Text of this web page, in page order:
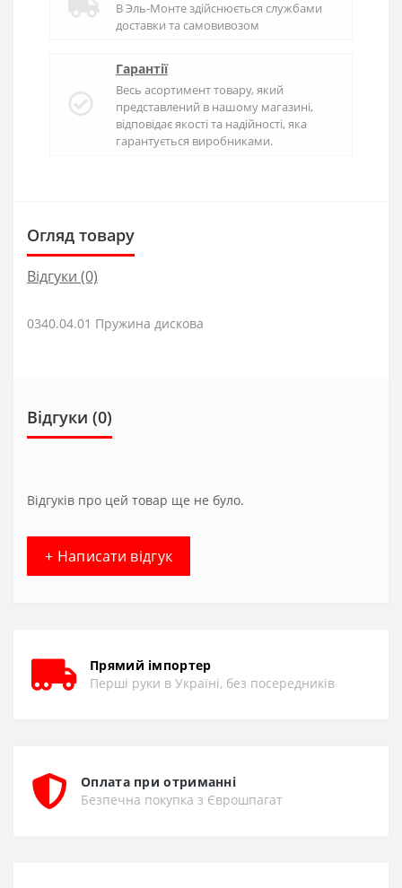
ВЭль-Монтездійснюється службами
доставки та самовивозом
Гарантії
Весь асортимент товару, який
представлений в нашому магазині,
відповідає якості та надійності, яка
гарантується виробниками.
Огляд товару
Відгуки (0)
0340.04.01 Пружина дискова
Відгуки (0)
Відгуків про цей товар ще не було.
+ Написати відгук
Прямий імпортер
Перші руки в Україні, без посередників
Оплата при отриманні
Безпечна покупка з Єврошпагат